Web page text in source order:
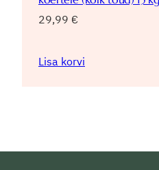
29,99 €
Lisa korvi